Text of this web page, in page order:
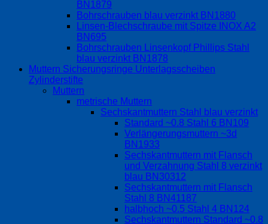
BN1879
Bohrschrauben blau verzinkt BN1880
Linsen-Blechschraube mit Spitze INOX A2
BN695
Bohrschrauben Linsenkopf Phillips Stahl
blau verzinkt BN1878
Muttern Sicherungsringe Unterlagsscheiben
Zylinderstifte
Muttern
metrische Muttern
Sechskantmuttern Stahl blau verzinkt
Standard ~0.8 Stahl 6 BN109
Verlängerungsmuttern ~3d
BN1933
Sechskantmuttern mit Flansch
und Verzahnung Stahl 8 verzinkt
blau BN30312
Sechskantmuttern mit Flansch
Stahl 8 BN41187
halbhoch ~0.5 Stahl 4 BN124
Sechskantmuttern Standard ~0.8